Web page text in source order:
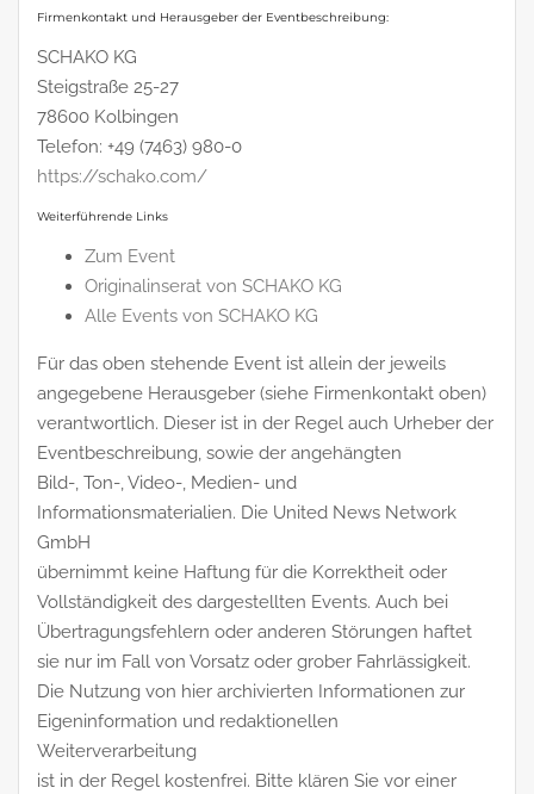
Firmenkontakt und Herausgeber der Eventbeschreibung:
SCHAKO KG
Steigstraße 25-27
78600 Kolbingen
Telefon: +49 (7463) 980-0
https://schako.com/
Weiterführende Links
Zum Event
Originalinserat von SCHAKO KG
Alle Events von SCHAKO KG
Für das oben stehende Event ist allein der jeweils
angegebene Herausgeber (siehe Firmenkontakt oben)
verantwortlich. Dieser ist in der Regel auch Urheber der
Eventbeschreibung, sowie der angehängten
Bild-, Ton-, Video-, Medien- und
Informationsmaterialien. Die United News Network
GmbH
übernimmt keine Haftung für die Korrektheit oder
Vollständigkeit des dargestellten Events. Auch bei
Übertragungsfehlern oder anderen Störungen haftet
sie nur im Fall von Vorsatz oder grober Fahrlässigkeit.
Die Nutzung von hier archivierten Informationen zur
Eigeninformation und redaktionellen
Weiterverarbeitung
ist in der Regel kostenfrei. Bitte klären Sie vor einer